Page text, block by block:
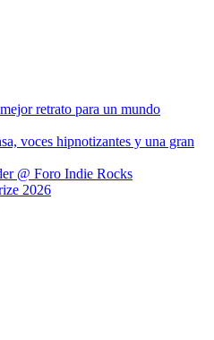
retrato para un mundo
voces hipnotizantes y una gran
@ Foro Indie Rocks
2026